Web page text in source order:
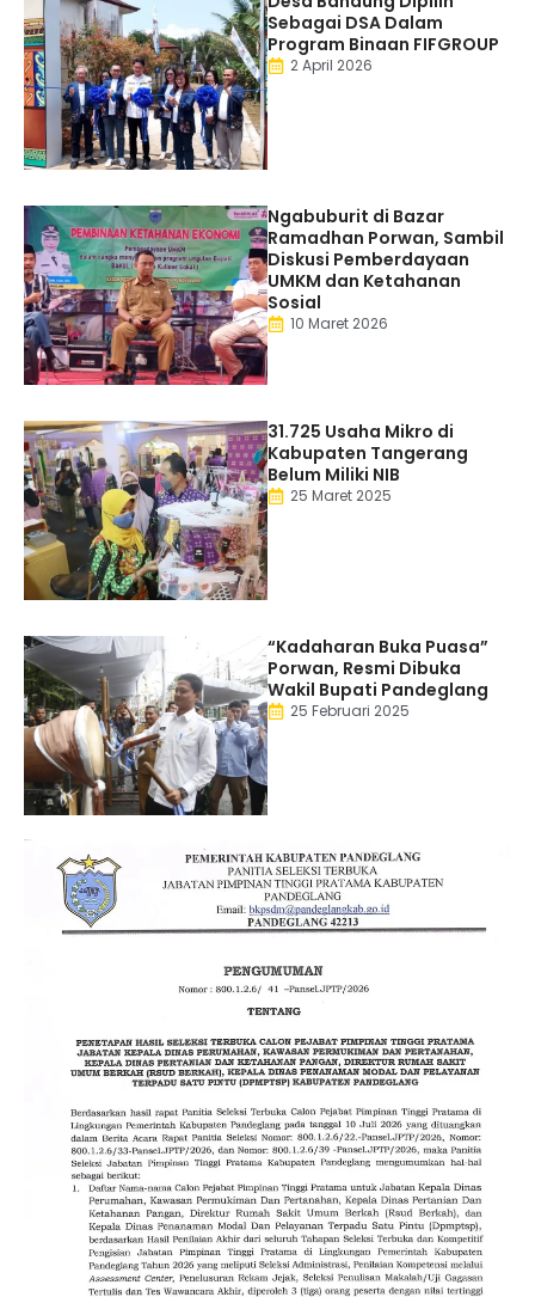
Sebagai DSA Dalam
Program Binaan FIFGROUP
2 April 2026
Ngabuburit di Bazar
Ramadhan Porwan, Sambil
Diskusi Pemberdayaan
UMKM dan Ketahanan
Sosial
10 Maret 2026
31.725 Usaha Mikro di
Kabupaten Tangerang
Belum Miliki NIB
25 Maret 2025
“Kadaharan Buka Puasa”
Porwan, Resmi Dibuka
Wakil Bupati Pandeglang
25 Februari 2025